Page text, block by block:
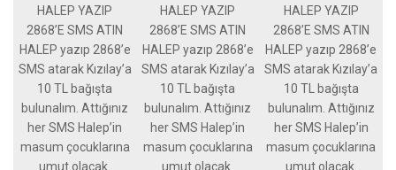
HALEP YAZIP
2868’E SMS ATIN
HALEP yazıp 2868’e
SMS atarak Kızılay’a
10 TL bağışta
bulunalım. Attığınız
her SMS Halep’in
masum çocuklarına
umut olacak.
HALEP YAZIP
2868’E SMS ATIN
HALEP yazıp 2868’e
SMS atarak Kızılay’a
10 TL bağışta
bulunalım. Attığınız
her SMS Halep’in
masum çocuklarına
umut olacak.
HALEP YAZIP
2868’E SMS ATIN
HALEP yazıp 2868’e
SMS atarak Kızılay’a
10 TL bağışta
bulunalım. Attığınız
her SMS Halep’in
masum çocuklarına
umut olacak.